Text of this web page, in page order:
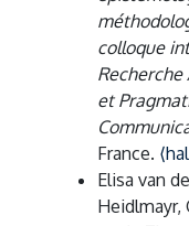
colloque
Recherche
et
France.
Elisa van
Heidlmayr,